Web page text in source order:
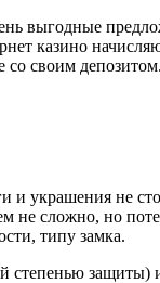
выгодные
казино
со своим депозитом.
и украшения не
не сложно, но
типу замка.
степенью защиты)